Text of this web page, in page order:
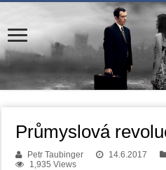
Průmyslová
Petr Taubinger 14.6.2017
1,935 Views